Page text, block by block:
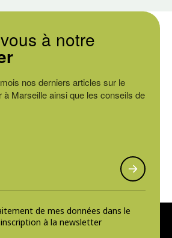
à notre
nos derniers articles sur le
à Marseille ainsi que les conseils de
de mes données dans le
à la newsletter